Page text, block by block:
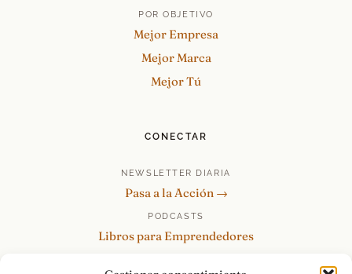
POR OBJETIVO
Mejor Empresa
Mejor Marca
Mejor Tú
CONECTAR
NEWSLETTER DIARIA
Pasa a la Acción →
PODCASTS
Libros para Emprendedores